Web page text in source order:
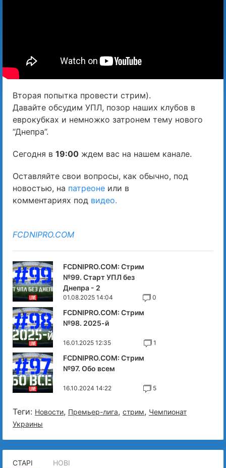
Вторая попытка провести стрим).
Давайте обсудим УПЛ, позор наших клубов в
еврокубках и немножко затронем тему нового
“Днепра”.
Сегодня в 19:00 ждем вас на нашем канале.
Оставляйте свои вопросы, как обычно, под
новостью, на патреоне или в
комментариях под видео.
FCDNIPRO.COM
FCDNIPRO.COM: Стрим
№99. Старт УПЛ без
Днепра - 2
01.08.2025 14:04 0
FCDNIPRO.COM: Стрим
№98. 2025-й
16.01.2025 12:35 1
FCDNIPRO.COM: Стрим
№97. Обо всем
16.10.2024 14:22 5
Теги: Новости, Премьер-лига, стрим, Чемпионат
Украины
СТАРІ НОВІ